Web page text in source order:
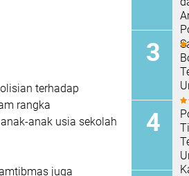
terhadap
rangka
anak usia sekolah
juga